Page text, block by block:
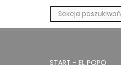
Przejdź
START - EL POPO